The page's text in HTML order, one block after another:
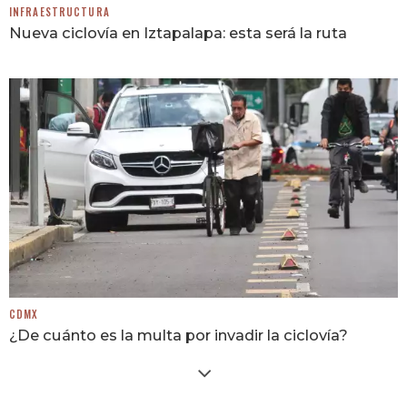
INFRAESTRUCTURA
Nueva ciclovía en Iztapalapa: esta será la ruta
CDMX
¿De cuánto es la multa por invadir la ciclovía?